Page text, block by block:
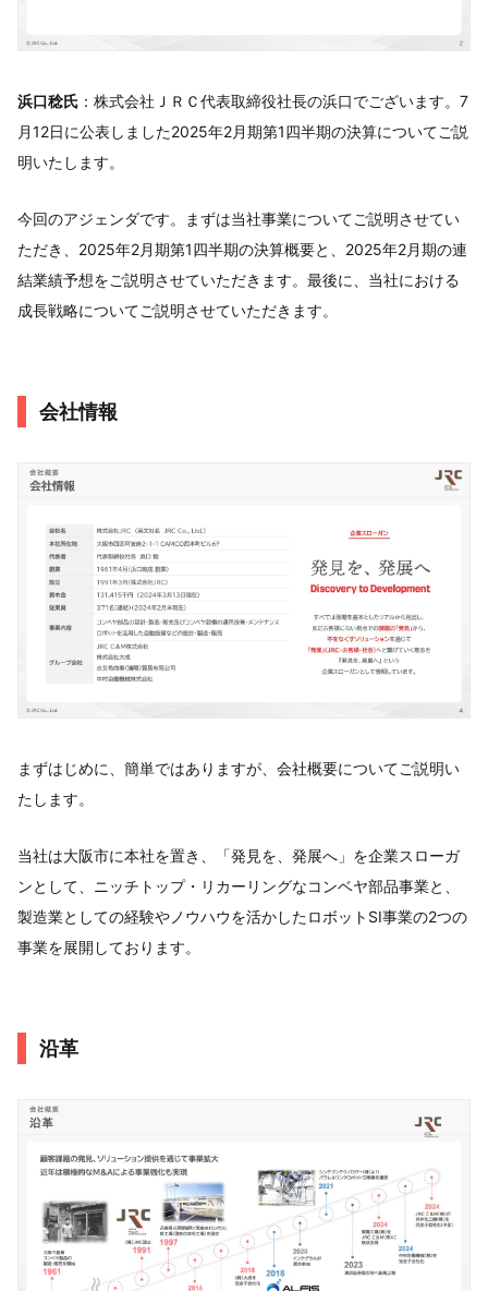
浜口稔氏 ：株式会社ＪＲＣ代表取締役社長の浜口でございます。7
月12日に公表しました2025年2月期第1四半期の決算についてご説
明いたします。
今回のアジェンダです。まずは当社事業についてご説明させてい
ただき、2025年2月期第1四半期の決算概要と、2025年2月期の連
結業績予想をご説明させていただきます。最後に、当社における
成長戦略についてご説明させていただきます。
会社情報
まずはじめに、簡単ではありますが、会社概要についてご説明い
たします。
当社は大阪市に本社を置き、「発見を、発展へ」を企業スローガ
ンとして、ニッチトップ・リカーリングなコンベヤ部品事業と、
製造業としての経験やノウハウを活かしたロボットSI事業の2つの
事業を展開しております。
沿革